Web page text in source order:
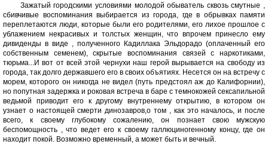
Зажатый городскими условиями молодой обыватель сквозь смутные ,
сбивчивые воспоминания выбирается из города, где в обрывках памяти
переплетаются люди, которые были его родителями, его лихое прошлое с
ублажением некрасивых и толстых женщин, что впрочем принесло ему
дивиденды в виде , полученного Кадиллака Эльдорадо (оплаченный его
собственным семенем), скрытые воспоминания связей с наркотиками,
тюрьма...И вот от всей этой чернухи наш герой вырывается на свободу из
города, так долго державшего его в своих объятиях. Несется он на встречу с
морем, которого он никогда не видел (путь предстоял аж до Калифорнии),
но попутная задержка и роковая встреча в баре с темнокожей сексапильной
ведьмой приводит его к другому внутреннему открытию, в котором он
узнает о настоящей смерти динозавров,о том , как это началось, и после
всего, к своему глубокому сожалению, он познает свою мужскую
беспомощность , что ведет его к своему галлюциногенному концу, где он
находит покой. Возможно временный, а может быть и вечный.